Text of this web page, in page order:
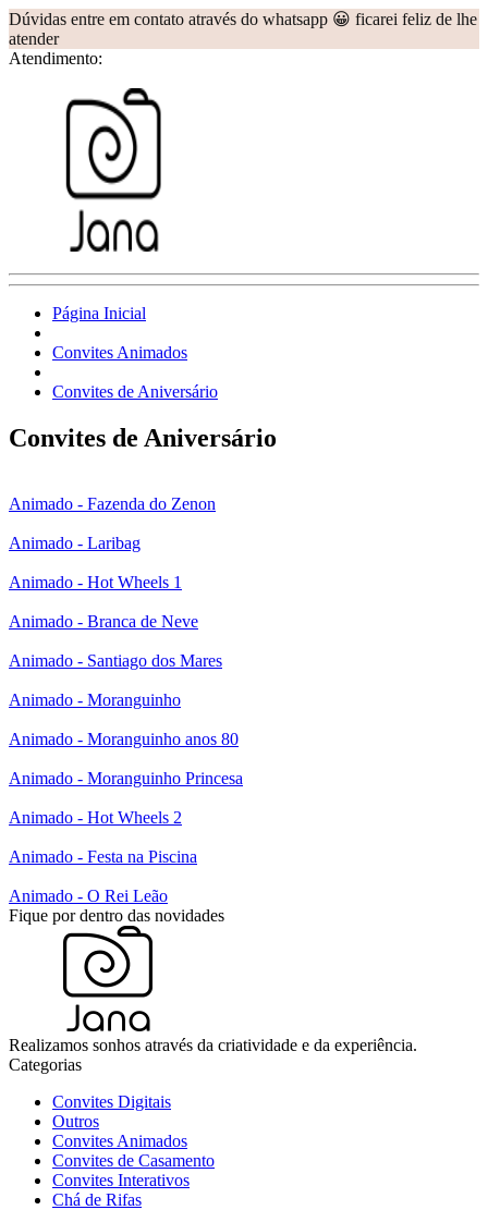
Dúvidas entre em contato através do whatsapp 😀 ficarei feliz de lhe
atender
Atendimento:
Página Inicial
Convites Animados
Convites de Aniversário
Convites de Aniversário
Animado - Fazenda do Zenon
Animado - Laribag
Animado - Hot Wheels 1
Animado - Branca de Neve
Animado - Santiago dos Mares
Animado - Moranguinho
Animado - Moranguinho anos 80
Animado - Moranguinho Princesa
Animado - Hot Wheels 2
Animado - Festa na Piscina
Animado - O Rei Leão
Fique por dentro das novidades
Realizamos sonhos através da criatividade e da experiência.
Categorias
Convites Digitais
Outros
Convites Animados
Convites de Casamento
Convites Interativos
Chá de Rifas